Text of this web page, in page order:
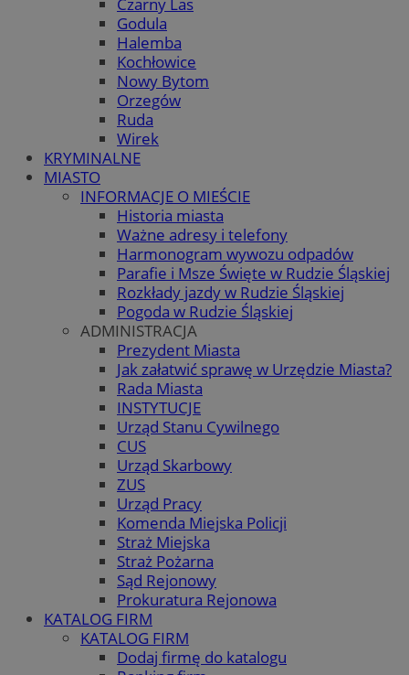
Godula
Halemba
Kochłowice
Nowy Bytom
Orzegów
Ruda
Wirek
KRYMINALNE
MIASTO
INFORMACJE O MIEŚCIE
Historia miasta
Ważne adresy i telefony
Harmonogram wywozu odpadów
Parafie i Msze Święte w Rudzie Śląskiej
Rozkłady jazdy w Rudzie Śląskiej
Pogoda w Rudzie Śląskiej
ADMINISTRACJA
Prezydent Miasta
Jak załatwić sprawę w Urzędzie Miasta?
Rada Miasta
INSTYTUCJE
Urząd Stanu Cywilnego
CUS
Urząd Skarbowy
ZUS
Urząd Pracy
Komenda Miejska Policji
Straż Miejska
Straż Pożarna
Sąd Rejonowy
Prokuratura Rejonowa
KATALOG FIRM
KATALOG FIRM
Dodaj firmę do katalogu